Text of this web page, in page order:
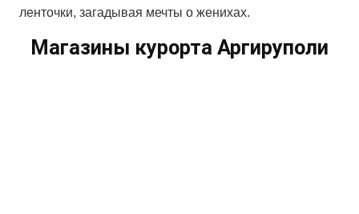
ленточки, загадывая мечты о женихах.
Магазины курорта Аргируполи